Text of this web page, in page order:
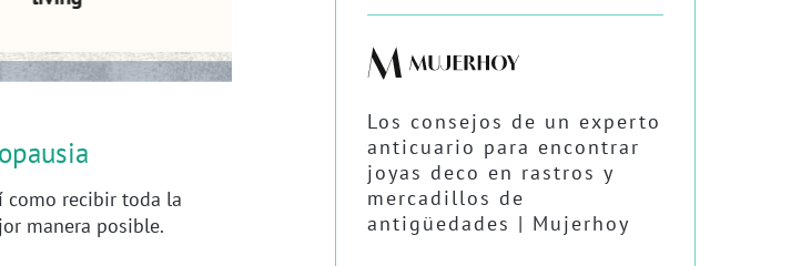
como recibir toda la
manera posible.
Los consejos de un experto
anticuario para encontrar
joyas deco en rastros y
mercadillos de
antigüedades | Mujerhoy